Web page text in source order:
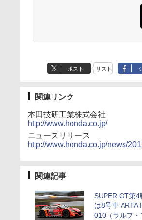
ポスト リスト
関連リンク
本田技研工業株式会社
http://www.honda.co.jp/
ニュースリリース
http://www.honda.co.jp/news/
関連記事
SUPER GT第4
は8号車 ARTA
010（ラルフ・